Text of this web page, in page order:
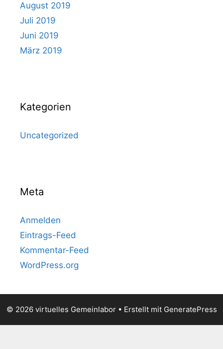
August 2019
Juli 2019
Juni 2019
März 2019
Kategorien
Uncategorized
Meta
Anmelden
Eintrags-Feed
Kommentar-Feed
WordPress.org
© 2026 virtuelles Gemeinlabor• Erstellt mit GeneratePress